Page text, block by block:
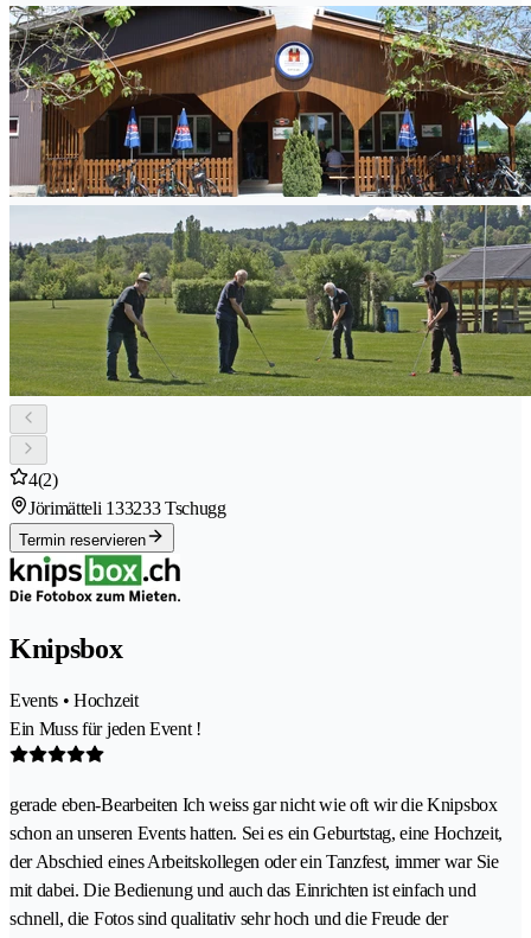
4(2)
Jörimätteli 133233 Tschugg
Termin reservieren
Knipsbox
Events • Hochzeit
Ein Muss für jeden Event !
gerade eben-Bearbeiten Ich weiss gar nicht wie oft wir die Knipsbox
schon an unseren Events hatten. Sei es ein Geburtstag, eine Hochzeit,
der Abschied eines Arbeitskollegen oder ein Tanzfest, immer war Sie
mit dabei. Die Bedienung und auch das Einrichten ist einfach und
schnell, die Fotos sind qualitativ sehr hoch und die Freude der